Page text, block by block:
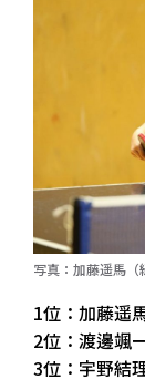
写真：加藤遥馬
1位：加藤遥
2位：渡邊颯
3位：宇野結